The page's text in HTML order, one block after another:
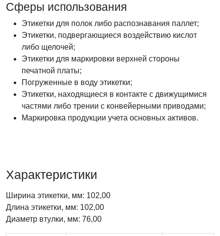
Сферы использования
Этикетки для полок либо распознавания паллет;
Этикетки, подвергающиеся воздействию кислот
либо щелочей;
Этикетки для маркировки верхней стороны
печатной платы;
Погруженные в воду этикетки;
Этикетки, находящиеся в контакте с движущимися
частями либо трении с конвейерными приводами;
Маркировка продукции учета основных активов.
Характеристики
Ширина этикетки, мм: 102,00
Длина этикетки, мм: 102,00
Диаметр втулки, мм: 76,00